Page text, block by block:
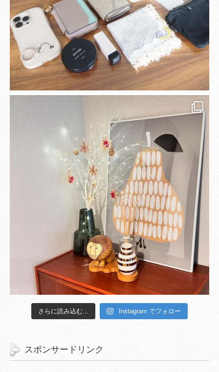
さらに読み込む... Instagram でフォロー
スポンサードリンク